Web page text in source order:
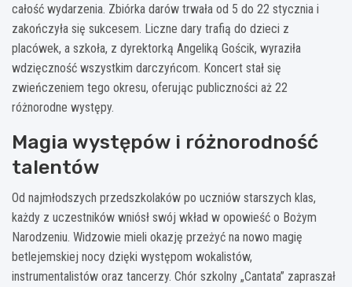
całość wydarzenia. Zbiórka darów trwała od 5 do 22 stycznia i
zakończyła się sukcesem. Liczne dary trafią do dzieci z
placówek, a szkoła, z dyrektorką Angeliką Gościk, wyraziła
wdzięczność wszystkim darczyńcom. Koncert stał się
zwieńczeniem tego okresu, oferując publiczności aż 22
różnorodne występy.
Magia występów i różnorodność
talentów
Od najmłodszych przedszkolaków po uczniów starszych klas,
każdy z uczestników wniósł swój wkład w opowieść o Bożym
Narodzeniu. Widzowie mieli okazję przeżyć na nowo magię
betlejemskiej nocy dzięki występom wokalistów,
instrumentalistów oraz tancerzy. Chór szkolny „Cantata” zapraszał